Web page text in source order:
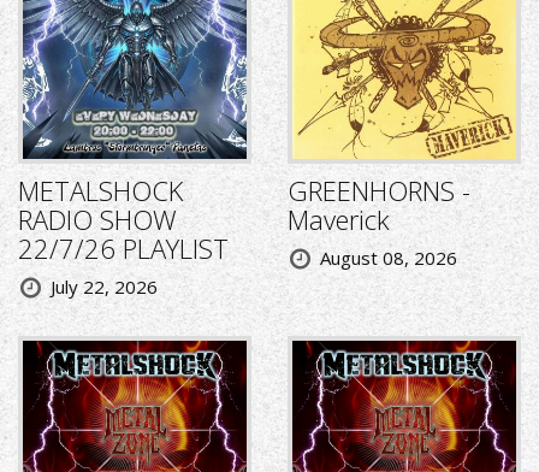
METALSHOCK
RADIO SHOW
22/7/26 PLAYLIST
July 22, 2026
GREENHORNS -
Maverick
August 08, 2026